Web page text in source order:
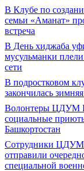
В Клубе по
семьи «Аманат»
встреча
В День хиджаба
мусульманки
сети
В подростковом
закончилась
Волонтеры ЦДУМ
социальные
Башкортостан
Сотрудники ЦДУМ
отправили
специальной